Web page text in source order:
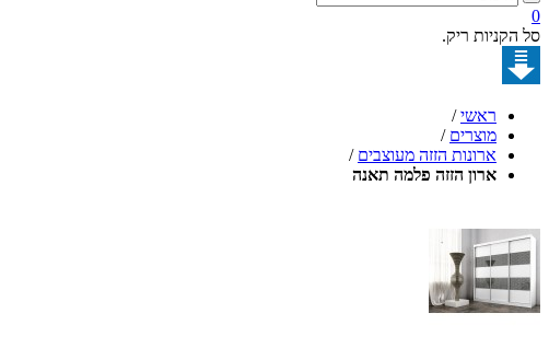
0
סל הקניות ריק.
ראשי /
מוצרים /
ארונות הזזה מעוצבים /
ארון הזזה פלמה תאנה